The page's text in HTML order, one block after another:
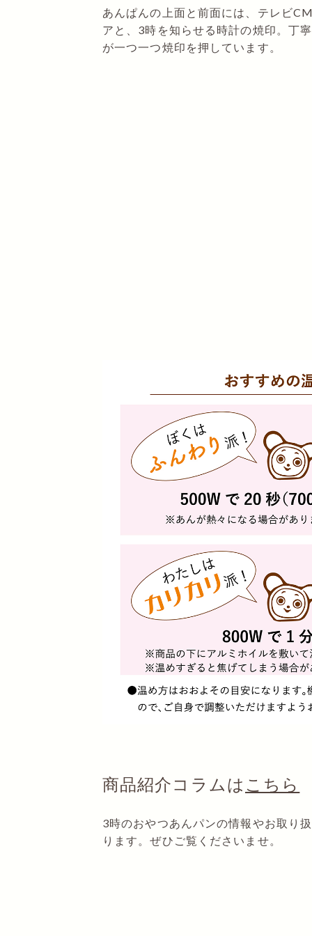
あんぱんの上面と前面には、テレビ
アと、3時を知らせる時計の焼印。丁
が一つ一つ焼印を押しています。
商品紹介コラムは こちら
3時のおやつあんパンの情報やお取り
ります。ぜひご覧くださいませ。